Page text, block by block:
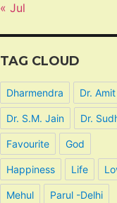
« Jul
TAG CLOUD
Dharmendra Dr. Amit
Dr. S.M. Jain Dr.
Favourite God
Happiness Life
Mehul Parul -Delhi